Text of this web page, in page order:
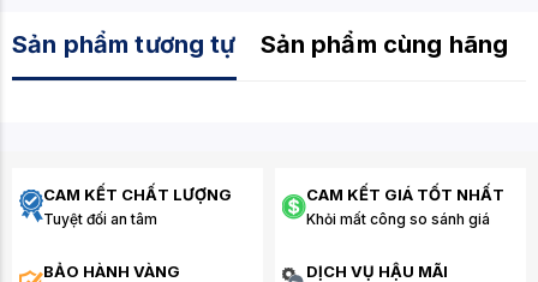
Sản phẩm tương tự Sản phẩm cùng hãng
CAM KẾT CHẤT LƯỢNG
Tuyệt đối an tâm
CAM KẾT GIÁ TỐT NHẤT
Khỏi mất công so sánh giá
BẢO HÀNH VÀNG DỊCH VỤ HẬU MÃI